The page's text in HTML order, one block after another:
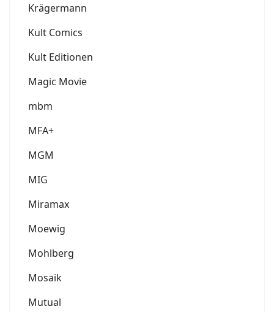
Krägermann
Kult Comics
Kult Editionen
Magic Movie
mbm
MFA+
MGM
MIG
Miramax
Moewig
Mohlberg
Mosaik
Mutual